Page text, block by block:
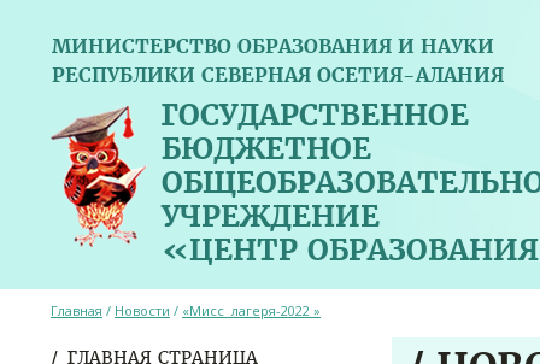
МИНИСТЕРСТВО ОБРАЗОВАНИЯ И НАУКИ
РЕСПУБЛИКИ СЕВЕРНАЯ ОСЕТИЯ-АЛАНИЯ
ГОСУДАРСТВЕННОЕ
БЮДЖЕТНОЕ
УЧРЕЖДЕНИЕ
«ЦЕНТР
ГЛАВНАЯ СТРАНИЦА
Главная / Новости / «Мисс лагеря-2022 »